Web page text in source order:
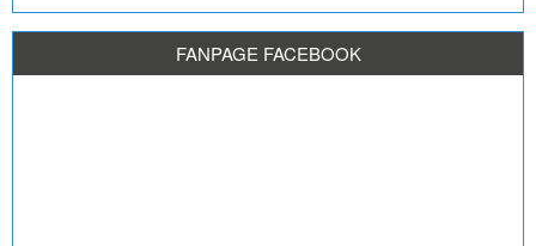
FANPAGE FACEBOOK